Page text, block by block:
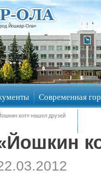
Йошкар-Ола»
Современная
обсуждения
кот» нашел друзей